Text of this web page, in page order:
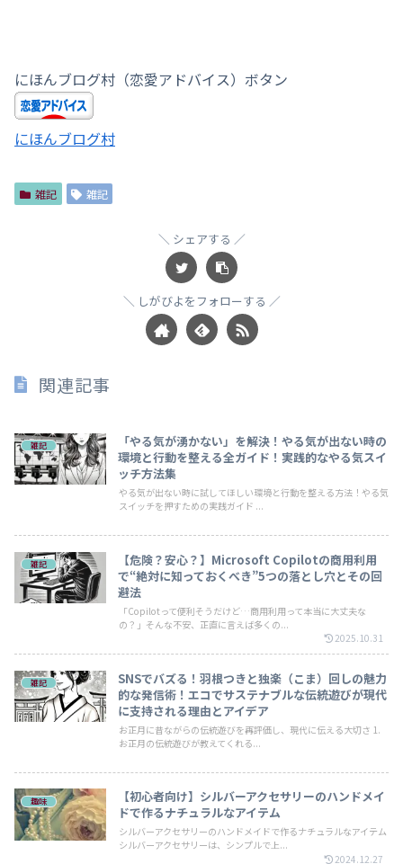
にほんブログ村（恋愛アドバイス）ボタン
にほんブログ村
雑記 雑記
シェアする
しがびよをフォローする
関連記事
雑記
「やる気が湧かない」を解決！やる気が出ない時の
環境と行動を整える全ガイド！実践的なやる気スイ
ッチ方法集
やる気が出ない時に試してほしい環境と行動を整える方法！やる気
スイッチを押すための実践ガイド ...
雑記
【危険？安心？】Microsoft Copilotの商用利用
で“絶対に知っておくべき”5つの落とし穴とその回
避法
「Copilotって便利そうだけど…商用利用って本当に大丈夫な
の？」そんな不安、正直に言えば多くの...
2025.10.31
雑記
SNSでバズる！羽根つきと独楽（こま）回しの魅力
的な発信術！エコでサステナブルな伝統遊びが現代
に支持される理由とアイデア
お正月に昔ながらの伝統遊びを再評価し、現代に伝える大切さ 1.
お正月の伝統遊びが教えてくれる...
趣味
【初心者向け】シルバーアクセサリーのハンドメイ
ドで作るナチュラルなアイテム
シルバーアクセサリーのハンドメイドで作るナチュラルなアイテム
シルバーアクセサリーは、シンプルで上...
2024.12.27